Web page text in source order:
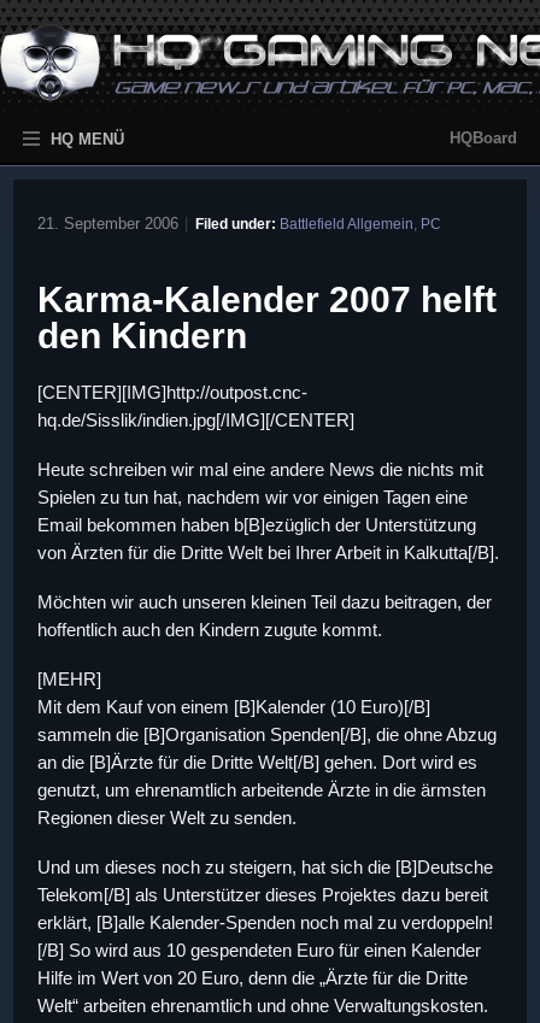
HQ MENÜ HQBoard
21. September 2006 Filed under: Battlefield Allgemein, PC
Karma-Kalender 2007 helft
den Kindern
[CENTER][IMG]http://outpost.cnc-
hq.de/Sisslik/indien.jpg[/IMG][/CENTER]
Heute schreiben wir mal eine andere News die nichts mit
Spielen zu tun hat, nachdem wir vor einigen Tagen eine
Email bekommen haben b[B]ezüglich der Unterstützung
von Ärzten für die Dritte Welt bei Ihrer Arbeit in Kalkutta[/B].
Möchten wir auch unseren kleinen Teil dazu beitragen, der
hoffentlich auch den Kindern zugute kommt.
[MEHR]
Mit dem Kauf von einem [B]Kalender (10 Euro)[/B]
sammeln die [B]Organisation Spenden[/B], die ohne Abzug
an die [B]Ärzte für die Dritte Welt[/B] gehen. Dort wird es
genutzt, um ehrenamtlich arbeitende Ärzte in die ärmsten
Regionen dieser Welt zu senden.
Und um dieses noch zu steigern, hat sich die [B]Deutsche
Telekom[/B] als Unterstützer dieses Projektes dazu bereit
erklärt, [B]alle Kalender-Spenden noch mal zu verdoppeln!
[/B] So wird aus 10 gespendeten Euro für einen Kalender
Hilfe im Wert von 20 Euro, denn die „Ärzte für die Dritte
Welt“ arbeiten ehrenamtlich und ohne Verwaltungskosten.